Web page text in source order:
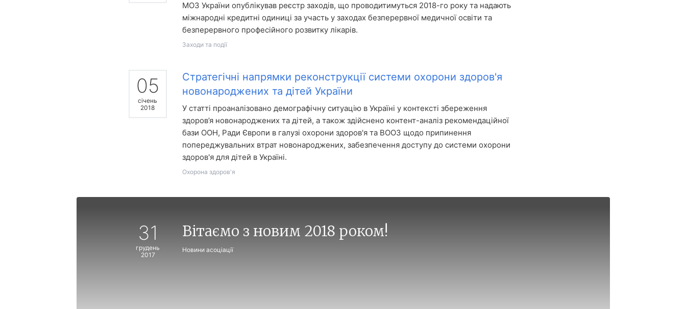
МОЗ України опублікував реєстр заходів, що проводитимуться 2018-го року та надають
міжнародні кредитні одиниці за участь у заходах безперервної медичної освіти та
безперервного професійного розвитку лікарів.
Заходи та події
05
січень
2018
Стратегічні напрямки реконструкції системи охорони здоров'я
новонароджених та дітей України
У статті проаналізовано демографічну ситуацію в Україні у контексті збереження
здоров’я новонароджених та дітей, а також здійснено контент-аналіз рекомендаційної
бази ООН, Ради Європи в галузі охорони здоров'я та ВООЗ щодо припинення
попереджувальних втрат новонароджених, забезпечення доступу до системи охорони
здоров'я для дітей в Україні.
Охорона здоров'я
31
грудень
2017
Вітаємо з новим 2018 роком!
Новини асоціації